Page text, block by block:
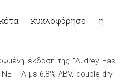
κυκλοφόρησε η
έκδοση της "Audrey Has
IPA με 6,8% ABV, double dry-